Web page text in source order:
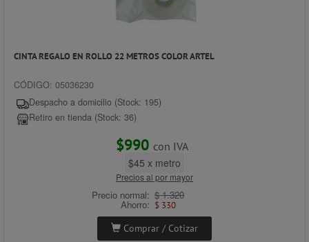
CINTA REGALO EN ROLLO 22 METROS COLOR ARTEL
CÓDIGO: 05036230
Despacho a domicilio (Stock: 195)
Retiro en tienda (Stock: 36)
$990 con IVA
$45 x metro
Precios al por mayor
Precio normal: $ 1.320
Ahorro: $ 330
Comprar / Cotizar